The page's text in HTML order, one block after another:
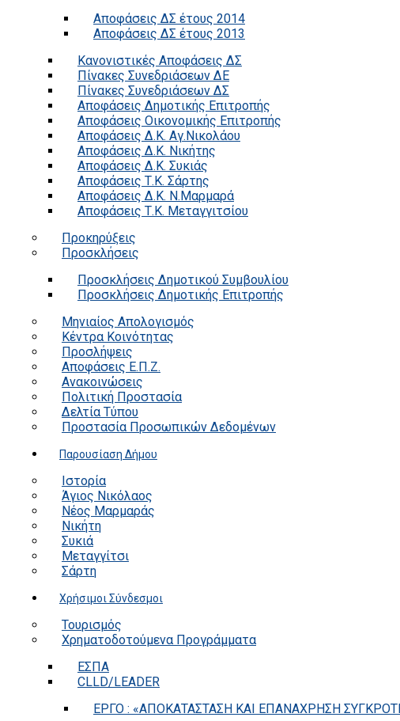
Αποφάσεις ΔΣ έτους 2014
Αποφάσεις ΔΣ έτους 2013
Κανονιστικές Αποφάσεις ΔΣ
Πίνακες Συνεδριάσεων ΔΕ
Πίνακες Συνεδριάσεων ΔΣ
Αποφάσεις Δημοτικής Επιτροπής
Αποφάσεις Οικονομικής Επιτροπής
Αποφάσεις Δ.Κ. Αγ.Νικολάου
Αποφάσεις Δ.Κ. Νικήτης
Αποφάσεις Δ.Κ. Συκιάς
Αποφάσεις Τ.Κ. Σάρτης
Αποφάσεις Δ.Κ. Ν.Μαρμαρά
Αποφάσεις Τ.Κ. Μεταγγιτσίου
Προκηρύξεις
Προσκλήσεις
Προσκλήσεις Δημοτικού Συμβουλίου
Προσκλήσεις Δημοτικής Επιτροπής
Μηνιαίος Απολογισμός
Κέντρα Κοινότητας
Προσλήψεις
Αποφάσεις Ε.Π.Ζ.
Ανακοινώσεις
Πολιτική Προστασία
Δελτία Τύπου
Προστασία Προσωπικών Δεδομένων
Παρουσίαση Δήμου
Ιστορία
Άγιος Νικόλαος
Νέος Μαρμαράς
Νικήτη
Συκιά
Μεταγγίτσι
Σάρτη
Χρήσιμοι Σύνδεσμοι
Τουρισμός
Χρηματοδοτούμενα Προγράμματα
ΕΣΠΑ
CLLD/LEADER
ΕΡΓΟ : «ΑΠΟΚΑΤΑΣΤΑΣΗ ΚΑΙ ΕΠΑΝΑΧΡΗΣΗ